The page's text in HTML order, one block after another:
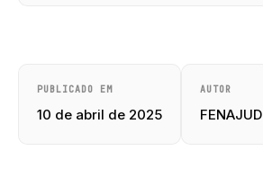
PUBLICADO EM
10 de abril de 2025
AUTOR
FENAJUD